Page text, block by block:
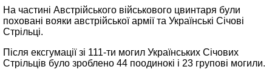
На частині Австрійського військового цвинтаря були
поховані вояки австрійської армії та Українські Січові
Стрільці.
Після ексгумації зі 111-ти могил Українських Січових
Стрільців було зроблено 44 поодинокі і 23 групові могили.